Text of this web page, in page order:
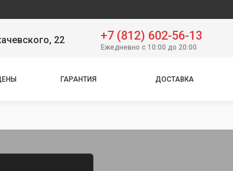
22 +7 (812) 602-56-13
Ежедневно с 10:00 до 20:00
ГАРАНТИЯ ДОСТАВКА